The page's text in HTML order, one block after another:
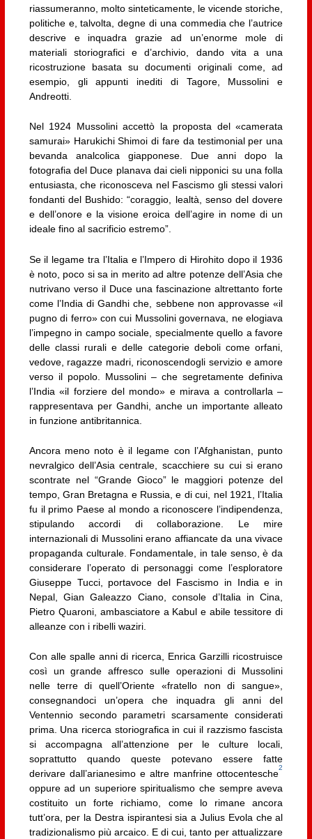
riassumeranno, molto sinteticamente, le vicende storiche,
politiche e, talvolta, degne di una commedia che l’autrice
descrive e inquadra grazie ad un’enorme mole di
materiali storiografici e d’archivio, dando vita a una
ricostruzione basata su documenti originali come, ad
esempio, gli appunti inediti di Tagore, Mussolini e
Andreotti.
Nel 1924 Mussolini accettò la proposta del «camerata
samurai» Harukichi Shimoi di fare da testimonial per una
bevanda analcolica giapponese. Due anni dopo la
fotografia del Duce planava dai cieli nipponici su una folla
entusiasta, che riconosceva nel Fascismo gli stessi valori
fondanti del Bushido: “coraggio, lealtà, senso del dovere
e dell’onore e la visione eroica dell’agire in nome di un
ideale fino al sacrificio estremo”.
Se il legame tra l’Italia e l’Impero di Hirohito dopo il 1936
è noto, poco si sa in merito ad altre potenze dell’Asia che
nutrivano verso il Duce una fascinazione altrettanto forte
come l’India di Gandhi che, sebbene non approvasse «il
pugno di ferro» con cui Mussolini governava, ne elogiava
l’impegno in campo sociale, specialmente quello a favore
delle classi rurali e delle categorie deboli come orfani,
vedove, ragazze madri, riconoscendogli servizio e amore
verso il popolo. Mussolini – che segretamente definiva
l’India «il forziere del mondo» e mirava a controllarla –
rappresentava per Gandhi, anche un importante alleato
in funzione antibritannica.
Ancora meno noto è il legame con l’Afghanistan, punto
nevralgico dell’Asia centrale, scacchiere su cui si erano
scontrate nel “Grande Gioco” le maggiori potenze del
tempo, Gran Bretagna e Russia, e di cui, nel 1921, l’Italia
fu il primo Paese al mondo a riconoscere l’indipendenza,
stipulando accordi di collaborazione. Le mire
internazionali di Mussolini erano affiancate da una vivace
propaganda culturale. Fondamentale, in tale senso, è da
considerare l’operato di personaggi come l’esploratore
Giuseppe Tucci, portavoce del Fascismo in India e in
Nepal, Gian Galeazzo Ciano, console d’Italia in Cina,
Pietro Quaroni, ambasciatore a Kabul e abile tessitore di
alleanze con i ribelli waziri.
Con alle spalle anni di ricerca, Enrica Garzilli ricostruisce
così un grande affresco sulle operazioni di Mussolini
nelle terre di quell’Oriente «fratello non di sangue»,
consegnandoci un’opera che inquadra gli anni del
Ventennio secondo parametri scarsamente considerati
prima. Una ricerca storiografica in cui il razzismo fascista
si accompagna all’attenzione per le culture locali,
soprattutto quando queste potevano essere fatte
derivare dall’arianesimo e altre manfrine ottocentesche
2
oppure ad un superiore spiritualismo che sempre aveva
costituito un forte richiamo, come lo rimane ancora
tutt’ora, per la Destra ispirantesi sia a Julius Evola che al
tradizionalismo più arcaico. E di cui, tanto per attualizzare